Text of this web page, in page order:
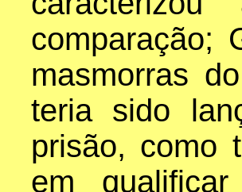
comparação;
masmorras
teria sido
prisão, como
em